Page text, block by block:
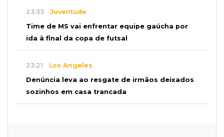
23:33 Juventude
Time de MS vai enfrentar equipe gaúcha por
ida à final da copa de futsal
23:21 Los Angeles
Denúncia leva ao resgate de irmãos deixados
sozinhos em casa trancada